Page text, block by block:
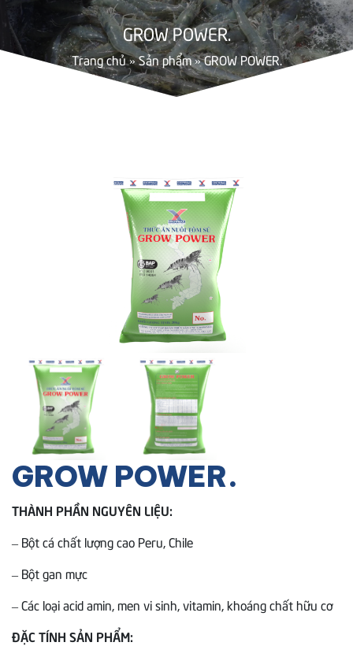
GROW POWER.
Trang chủ»Sản phẩm»GROW POWER.
GROW POWER.
THÀNH PHẦN NGUYÊN LIỆU:
– Bột cá chất lượng cao Peru, Chile
– Bột gan mực
– Các loại acid amin, men vi sinh, vitamin, khoáng chất hữu cơ
ĐẶC TÍNH SẢN PHẨM: